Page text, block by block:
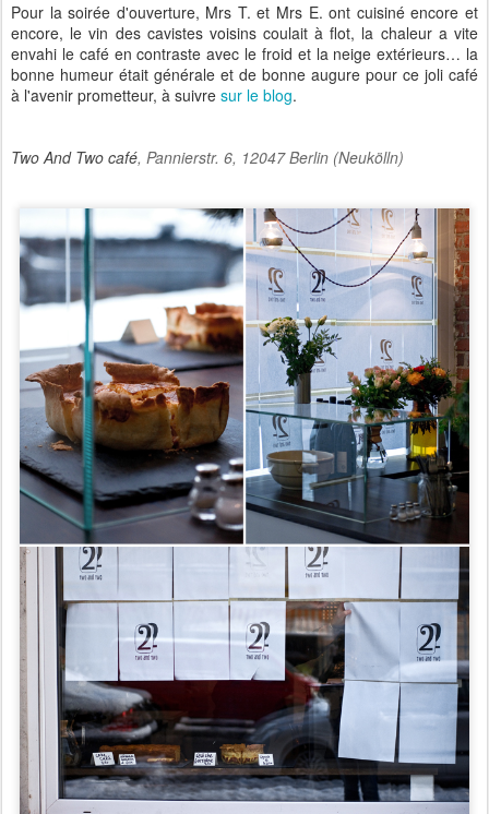
Pour la soirée d'ouverture, Mrs T. et Mrs E. ont cuisiné encore et
encore, le vin des cavistes voisins coulait à flot, la chaleur a vite
envahi le café en contraste avec le froid et la neige extérieurs… la
bonne humeur était générale et de bonne augure pour ce joli café
à l'avenir prometteur, à suivre sur le blog.
Two And Two café, Pannierstr. 6, 12047 Berlin (Neukölln)